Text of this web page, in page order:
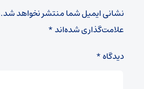
نشانی ایمیل شما منتشر نخواهد شد.
علامت‌گذاری شده‌اند*
دیدگاه*